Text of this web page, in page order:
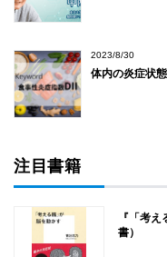
2023/8/30
体内の炎症状
注目書籍
『「考
書）